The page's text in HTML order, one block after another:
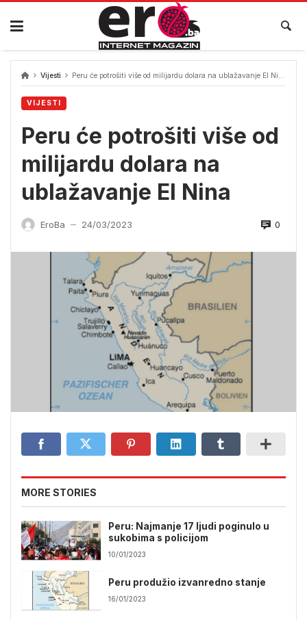
Skip
content
Vijesti Peru će potrošiti više od milijardu dolara na ublažavanje El Nina
VIJESTI
Peru će potrošiti više od
milijardu dolara na
ublažavanje El Nina
EroBa — 24/03/2023 0
MORE STORIES
Peru: Najmanje 17 ljudi poginulo u
sukobima s policijom
10/01/2023
Peru produžio izvanredno stanje
16/01/2023